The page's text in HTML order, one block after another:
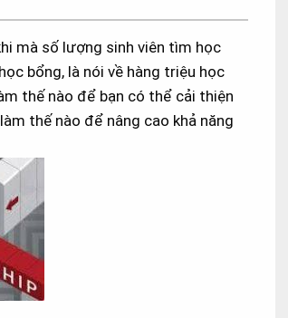
mà số lượng sinh viên tìm học
bổng, là nói về hàng triệu học
thế nào để bạn có thể cải thiện
thế nào để nâng cao khả năng